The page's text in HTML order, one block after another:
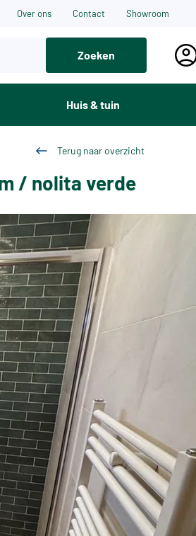
Over ons Contact Showroom
Zoeken
Huis & tuin
Terug naar overzicht
/ nolita verde